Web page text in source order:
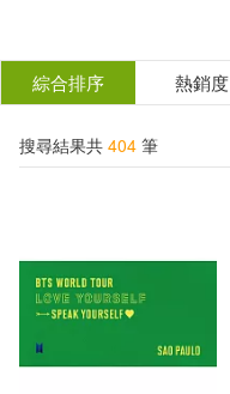
結
分類 (單選)
所有商品(404)
設計文具(13)
作者
綜合排序 熱銷度
搜尋結果共 404 筆